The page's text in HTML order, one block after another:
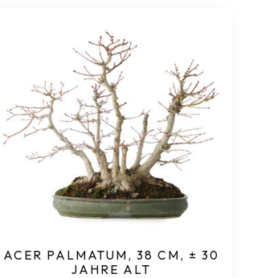
ACER PALMATUM, 38 CM, ± 30
JAHRE ALT